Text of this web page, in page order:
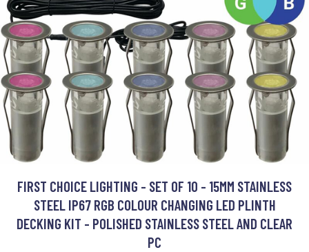
FIRST CHOICE LIGHTING - SET OF 10 - 15MM STAINLESS
STEEL IP67 RGB COLOUR CHANGING LED PLINTH
DECKING KIT - POLISHED STAINLESS STEEL AND CLEAR
PC